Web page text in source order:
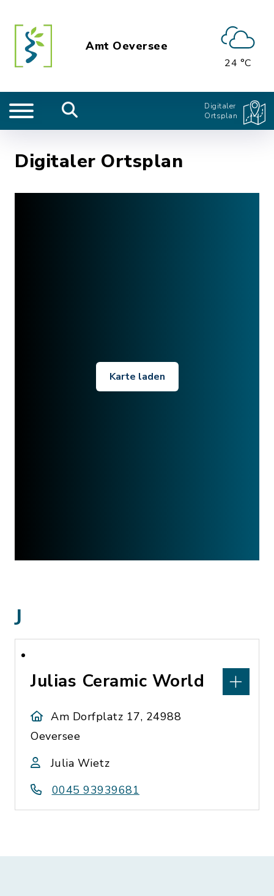
Amt Oeversee
24 °C
Digitaler
Ortsplan
Digitaler Ortsplan
Karte laden
J
Julias Ceramic World
Am Dorfplatz 17, 24988
Oeversee
Julia Wietz
0045 93939681